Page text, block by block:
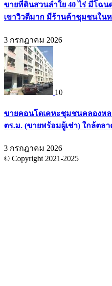
ขายที่ดินสวนลำใย 40 ไร่ มีโฉน
เขาวิวดีมาก มีร้านค้าชุมชนในห
3 กรกฎาคม 2026
10
ขายคอนโดเคหะชุมชนคลองหล
ตร.ม. (ขายพร้อมผู้เช่า) ใกล้ตลา
3 กรกฎาคม 2026
© Copyright 2021-2025